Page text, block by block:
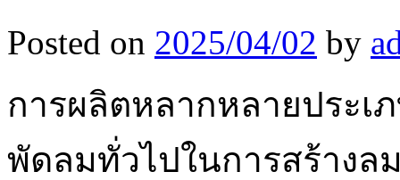
Posted on 2025/04/02 by
การผลิตหลากหลายประเ
พัดลมทั่วไปในการสร้างล